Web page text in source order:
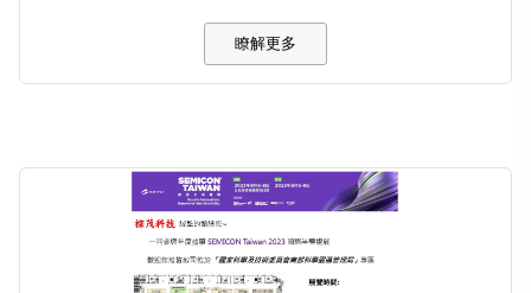
瞭解更多